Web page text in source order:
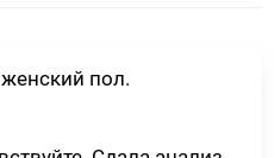
женский пол.